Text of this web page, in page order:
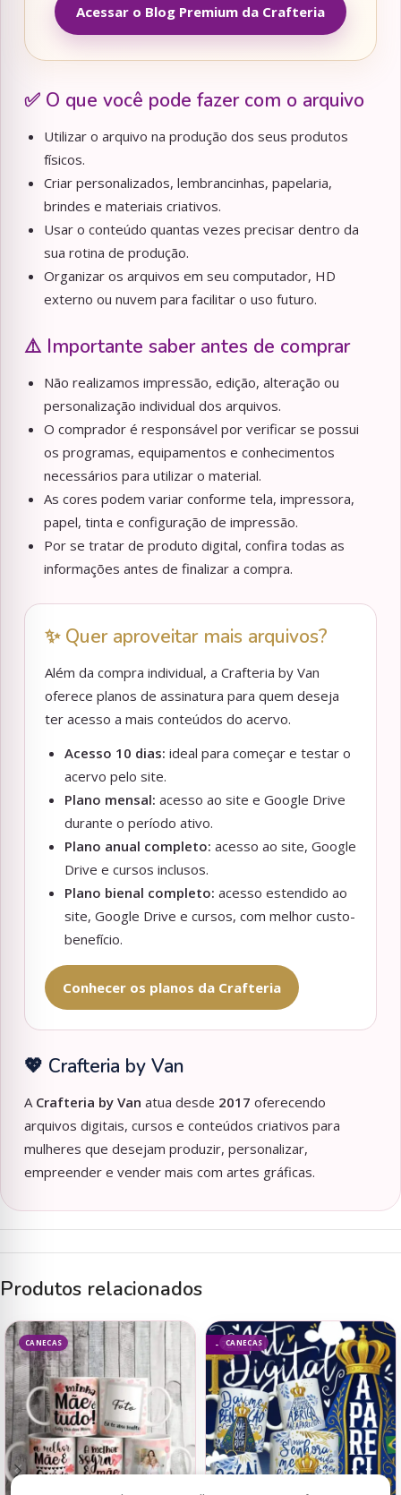
Acessar o Blog Premium da Crafteria
✅ O que você pode fazer com o arquivo
Utilizar o arquivo na produção dos seus produtos
físicos.
Criar personalizados, lembrancinhas, papelaria,
brindes e materiais criativos.
Usar o conteúdo quantas vezes precisar dentro da
sua rotina de produção.
Organizar os arquivos em seu computador, HD
externo ou nuvem para facilitar o uso futuro.
⚠️ Importante saber antes de comprar
Não realizamos impressão, edição, alteração ou
personalização individual dos arquivos.
O comprador é responsável por verificar se possui
os programas, equipamentos e conhecimentos
necessários para utilizar o material.
As cores podem variar conforme tela, impressora,
papel, tinta e configuração de impressão.
Por se tratar de produto digital, confira todas as
informações antes de finalizar a compra.
✨ Quer aproveitar mais arquivos?
Além da compra individual, a Crafteria by Van
oferece planos de assinatura para quem deseja
ter acesso a mais conteúdos do acervo.
Acesso 10 dias: ideal para começar e testar o
acervo pelo site.
Plano mensal: acesso ao site e Google Drive
durante o período ativo.
Plano anual completo: acesso ao site, Google
Drive e cursos inclusos.
Plano bienal completo: acesso estendido ao
site, Google Drive e cursos, com melhor custo-
benefício.
Conhecer os planos da Crafteria
💖 Crafteria by Van
A Crafteria by Van atua desde 2017 oferecendo
arquivos digitais, cursos e conteúdos criativos para
mulheres que desejam produzir, personalizar,
empreender e vender mais com artes gráficas.
Produtos relacionados
CANECAS CANECAS
- 72%